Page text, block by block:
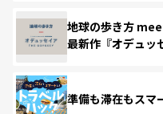
地球の歩き方
最新作『オデュッ
準備も滞在もス